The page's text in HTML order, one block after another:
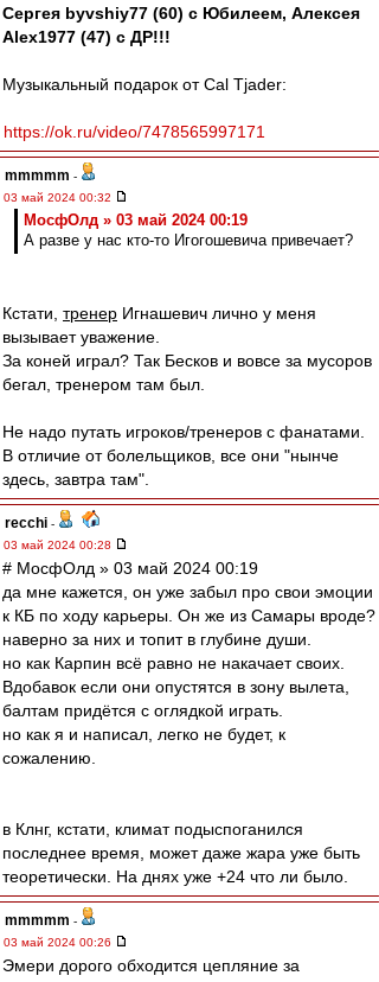
Сергея byvshiy77 (60) с Юбилеем, Алексея
Alex1977 (47) с ДР!!!
Музыкальный подарок от Cal Tjader:
https://ok.ru/video/7478565997171
mmmmm -
03 май 2024 00:32
МосфОлд » 03 май 2024 00:19
А разве у нас кто-то Игогошевича привечает?
Кстати, тренер Игнашевич лично у меня
вызывает уважение.
За коней играл? Так Бесков и вовсе за мусоров
бегал, тренером там был.
Не надо путать игроков/тренеров с фанатами.
В отличие от болельщиков, все они "нынче
здесь, завтра там".
recchi -
03 май 2024 00:28
# МосфОлд » 03 май 2024 00:19
да мне кажется, он уже забыл про свои эмоции
к КБ по ходу карьеры. Он же из Самары вроде?
наверно за них и топит в глубине души.
но как Карпин всё равно не накачает своих.
Вдобавок если они опустятся в зону вылета,
балтам придётся с оглядкой играть.
но как я и написал, легко не будет, к
сожалению.
в Клнг, кстати, климат подыспоганился
последнее время, может даже жара уже быть
теоретически. На днях уже +24 что ли было.
mmmmm -
03 май 2024 00:26
Эмери дорого обходится цепляние за